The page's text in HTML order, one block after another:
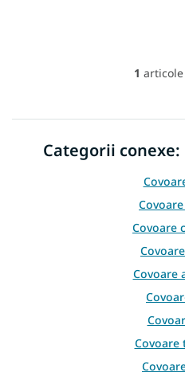
C
t
l
l
i
s
t
r
i
l
r
1
Categorii conexe:
Covoare
Covoare
Covoare